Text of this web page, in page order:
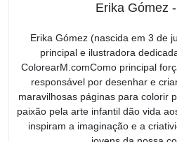
Erika Gómez
Erika Gómez (nascida em 3 de
principal e ilustradora
ColorearM.comComo principal
responsável por desenhar e
maravilhosas páginas para colorir
paixão pela arte infantil dão vida
inspiram a imaginação e a